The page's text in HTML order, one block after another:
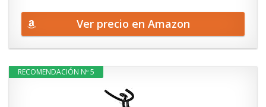
Ver precio en Amazon
RECOMENDACIÓN Nº 5